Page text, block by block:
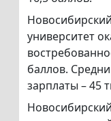
университет
баллов.
зарплаты – 45